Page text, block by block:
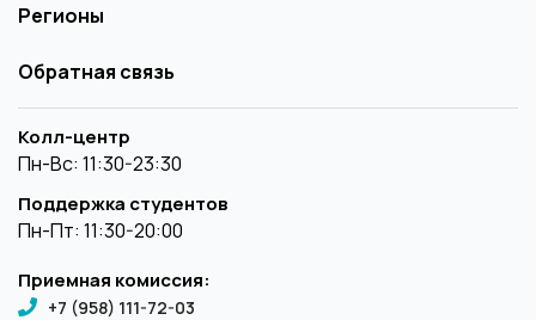
Регионы
Обратная связь
Колл-центр
Пн-Вс: 11:30-23:30
Поддержка студентов
Пн-Пт: 11:30-20:00
Приемная комиссия:
+7 (958) 111-72-03